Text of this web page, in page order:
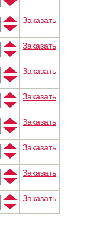
Заказать
Заказать
Заказать
Заказать
Заказать
Заказать
Заказать
Заказать